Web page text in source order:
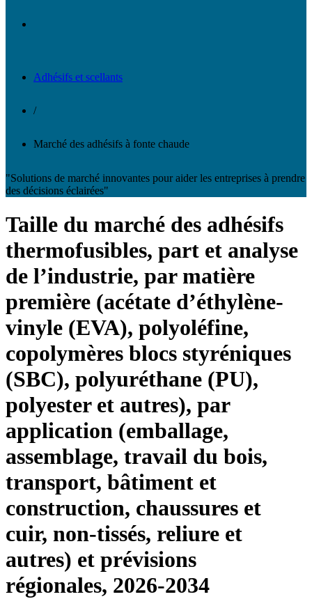
Adhésifs et scellants
/
Marché des adhésifs à fonte chaude
"Solutions de marché innovantes pour aider les entreprises à prendre
des décisions éclairées"
Taille du marché des adhésifs
thermofusibles, part et analyse
de l’industrie, par matière
première (acétate d’éthylène-
vinyle (EVA), polyoléfine,
copolymères blocs styréniques
(SBC), polyuréthane (PU),
polyester et autres), par
application (emballage,
assemblage, travail du bois,
transport, bâtiment et
construction, chaussures et
cuir, non-tissés, reliure et
autres) et prévisions
régionales, 2026-2034